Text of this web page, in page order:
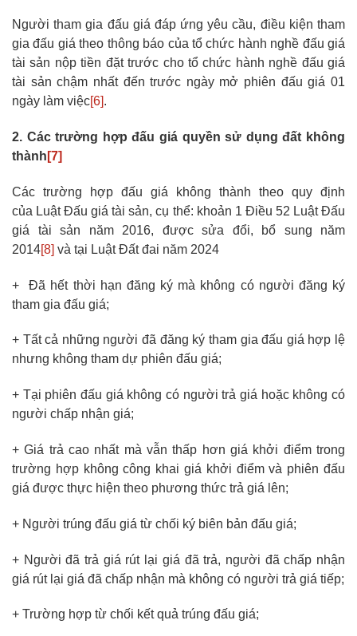
Người tham gia đấu giá đáp ứng yêu cầu, điều kiện tham
gia đấu giá theo thông báo của tổ chức hành nghề đấu giá
tài sản nộp tiền đặt trước cho tổ chức hành nghề đấu giá
tài sản chậm nhất đến trước ngày mở phiên đấu giá 01
ngày làm việc[6].
2. Các trường hợp đấu giá quyền sử dụng đất không
thành [7]
Các trường hợp đấu giá không thành theo quy định
của Luật Đấu giá tài sản, cụ thể: khoản 1 Điều 52 Luật Đấu
giá tài sản năm 2016, được sửa đổi, bổ sung năm
2014[8] và tại Luật Đất đai năm 2024
+ Đã hết thời hạn đăng ký mà không có người đăng ký
tham gia đấu giá;
+ Tất cả những người đã đăng ký tham gia đấu giá hợp lệ
nhưng không tham dự phiên đấu giá;
+ Tại phiên đấu giá không có người trả giá hoặc không có
người chấp nhận giá;
+ Giá trả cao nhất mà vẫn thấp hơn giá khởi điểm trong
trường hợp không công khai giá khởi điểm và phiên đấu
giá được thực hiện theo phương thức trả giá lên;
+ Người trúng đấu giá từ chối ký biên bản đấu giá;
+ Người đã trả giá rút lại giá đã trả, người đã chấp nhận
giá rút lại giá đã chấp nhận mà không có người trả giá tiếp;
+ Trường hợp từ chối kết quả trúng đấu giá;